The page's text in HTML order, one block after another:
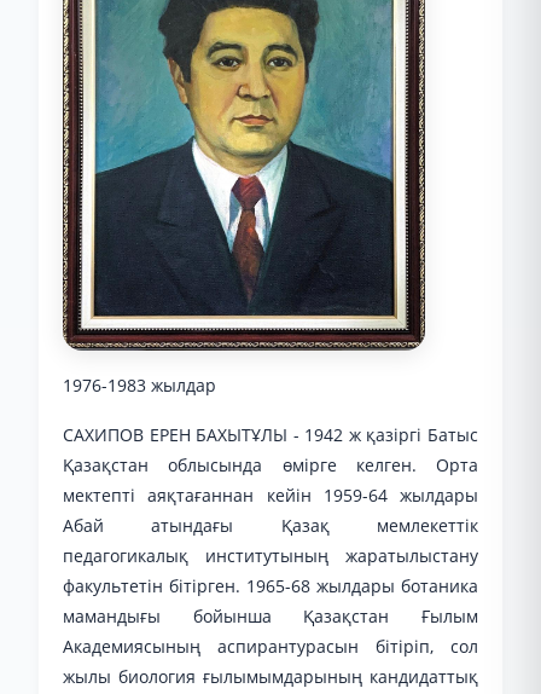
1976-1983 жылдар
САХИПОВ ЕРЕН БАХЫТҰЛЫ - 1942 ж қазіргі Батыс
Қазақстан облысында өмірге келген. Орта
мектепті аяқтағаннан кейін 1959-64 жылдары
Абай атындағы Қазақ мемлекеттік
педагогикалық институтының жаратылыстану
факультетін бітірген. 1965-68 жылдары ботаника
мамандығы бойынша Қазақстан Ғылым
Академиясының аспирантурасын бітіріп, сол
жылы биология ғылымымдарының кандидаттық